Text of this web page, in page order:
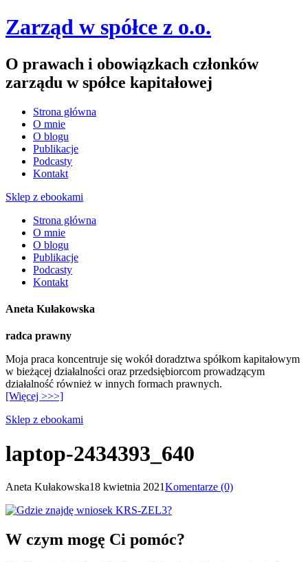
Zarząd w spółce z o.o.
O prawach i obowiązkach członków
zarządu w spółce kapitałowej
Strona główna
O mnie
O blogu
Publikacje
Podcasty
Kontakt
Sklep z ebookami
Strona główna
O mnie
O blogu
Publikacje
Podcasty
Kontakt
Aneta Kułakowska
radca prawny
Moja praca koncentruje się wokół doradztwa spółkom kapitałowym
w bieżącej działalności oraz przedsiębiorcom prowadzącym
działalność również w innych formach prawnych.
[Więcej >>>]
Sklep z ebookami
laptop-2434393_640
Aneta Kułakowska18 kwietnia 2021Komentarze (0)
W czym mogę Ci pomóc?